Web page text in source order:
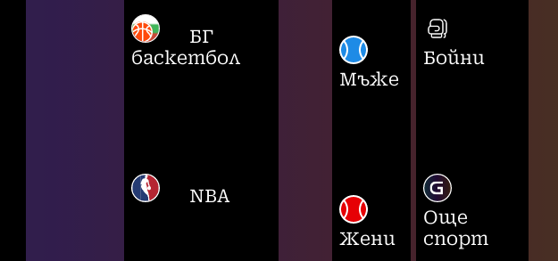
БГ
баскетбол
NBA
Мъже
Жени
Бойни
Още
спорт